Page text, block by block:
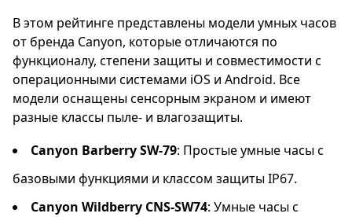
сенсорного экрана облегчает использование
устройства, а класс защиты IP68
обеспечивает надежную защиту от пыли и
влаги.
Canyon Sanchal CNS-SW73 - это
функциональные умные часы, которые
помогут вам следить за вашим здоровьем и
физической активностью. Благодаря
удобному дизайну и разнообразным
В этом рейтинге представлены модели умных часов
от бренда Canyon, которые отличаются по
функционалу, степени защиты и совместимости с
операционными системами iOS и Android. Все
модели оснащены сенсорным экраном и имеют
разные классы пыле- и влагозащиты.
Canyon Barberry SW-79: Простые умные часы с
базовыми функциями и классом защиты IP67.
Canyon Wildberry CNS-SW74: Умные часы с